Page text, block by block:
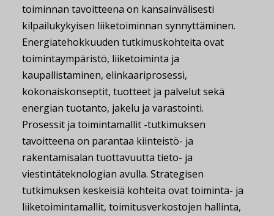
toiminnan tavoitteena on kansainvälisesti
kilpailukykyisen liiketoiminnan synnyttäminen.
Energiatehokkuuden tutkimuskohteita ovat
toimintaympäristö, liiketoiminta ja
kaupallistaminen, elinkaariprosessi,
kokonaiskonseptit, tuotteet ja palvelut sekä
energian tuotanto, jakelu ja varastointi.
Prosessit ja toimintamallit -tutkimuksen
tavoitteena on parantaa kiinteistö- ja
rakentamisalan tuottavuutta tieto- ja
viestintäteknologian avulla. Strategisen
tutkimuksen keskeisiä kohteita ovat toiminta- ja
liiketoimintamallit, toimitusverkostojen hallinta,